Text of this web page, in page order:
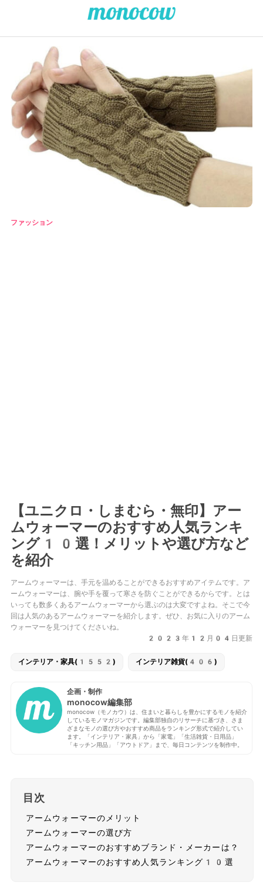
ファッション
【ユニクロ・しまむら・無印】アー
ムウォーマーのおすすめ人気ランキ
ング10選！メリットや選び方など
を紹介
アームウォーマーは、手元を温めることができるおすすめアイテムです。ア
ームウォーマーは、腕や手を覆って寒さを防ぐことができるからです。とは
いっても数多くあるアームウォーマーから選ぶのは大変ですよね。そこで今
回は人気のあるアームウォーマーを紹介します。ぜひ、お気に入りのアーム
ウォーマーを見つけてくださいね。
2023年12月04日更新
インテリア・家具(1552) インテリア雑貨(406)
企画・制作
monocow編集部
monocow（モノカウ）は、住まいと暮らしを豊かにするモノを紹介
しているモノマガジンです。編集部独自のリサーチに基づき、さま
ざまなモノの選び方やおすすめ商品をランキング形式で紹介してい
ます。「インテリア・家具」から「家電」「生活雑貨・日用品」
「キッチン用品」「アウトドア」まで、毎日コンテンツを制作中。
目次
アームウォーマーのメリット
アームウォーマーの選び方
アームウォーマーのおすすめブランド・メーカーは？
アームウォーマーのおすすめ人気ランキング10選